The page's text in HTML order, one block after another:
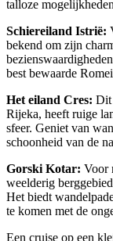
talloze
Schiereiland Istrië:
bekend om zijn
best bewaarde
Het eiland Cres: Dit
Rijeka, heeft ruige
sfeer. Geniet van
schoonheid van de
Gorski Kotar: Voor
weelderig
Het biedt
te komen met de
Een cruise op een